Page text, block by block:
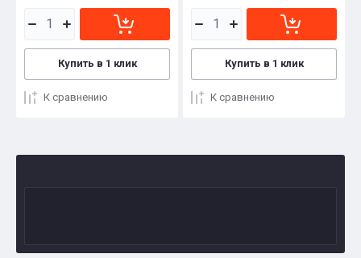
Купить в 1 клик
К сравнению
Купить в 1 клик
К сравнению